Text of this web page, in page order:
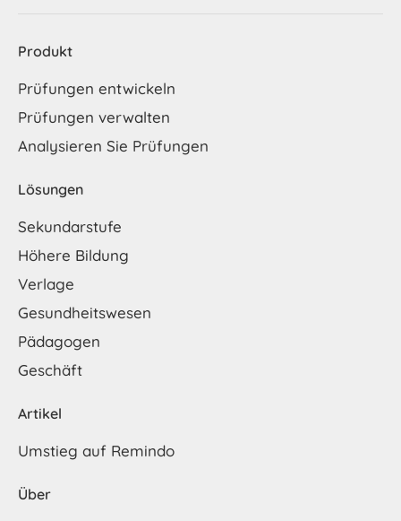
Produkt
Prüfungen entwickeln
Prüfungen verwalten
Analysieren Sie Prüfungen
Lösungen
Sekundarstufe
Höhere Bildung
Verlage
Gesundheitswesen
Pädagogen
Geschäft
Artikel
Umstieg auf Remindo
Über